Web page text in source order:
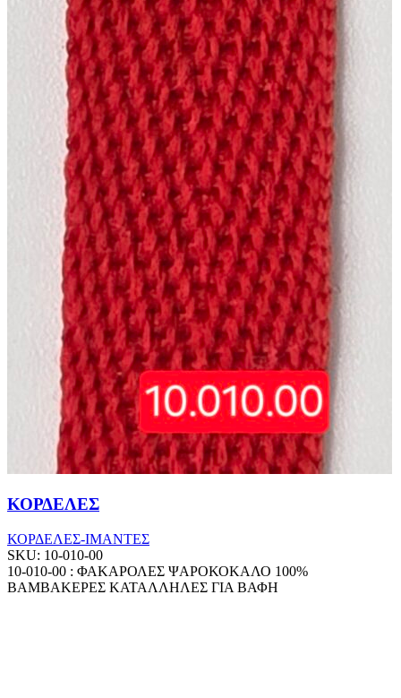
ΚΟΡΔΕΛΕΣ
ΚΟΡΔΕΛΕΣ-ΙΜΑΝΤΕΣ
SKU: 10-010-00
10-010-00 : ΦΑΚΑΡΟΛΕΣ ΨΑΡΟΚΟΚΑΛΟ 100%
ΒΑΜΒΑΚΕΡΕΣ ΚΑΤΑΛΛΗΛΕΣ ΓΙΑ ΒΑΦΗ